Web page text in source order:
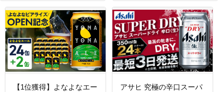
【1位獲得】よなよなエー
アサヒ 究極の辛口スーパ